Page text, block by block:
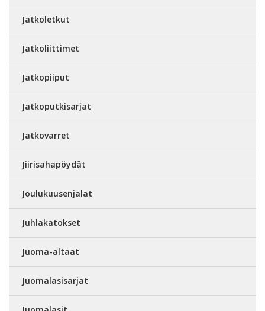
Jatkoletkut
Jatkoliittimet
Jatkopiiput
Jatkoputkisarjat
Jatkovarret
Jiirisahapöydät
Joulukuusenjalat
Juhlakatokset
Juoma-altaat
Juomalasisarjat